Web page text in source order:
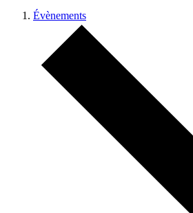
Évènements